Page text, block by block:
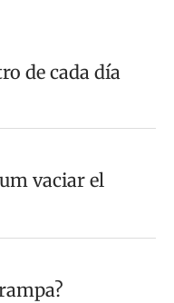
de cada día
vaciar el